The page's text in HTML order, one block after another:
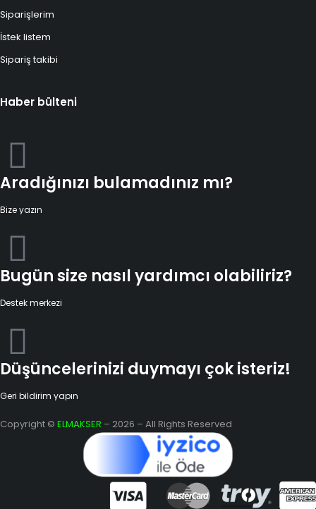
Siparişlerim
İstek listem
Sipariş takibi
Haber bülteni
Aradığınızı bulamadınız mı?
Bize yazın
Bugün size nasıl yardımcı olabiliriz?
Destek merkezi
Düşüncelerinizi duymayı çok isteriz!
Geri bildirim yapın
Copyright © ELMAKSER – 2026 – All Rights Reserved